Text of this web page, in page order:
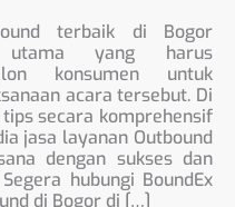
terbaik di Bogor
utama yang harus
konsumen untuk
acara tersebut. Di
secara komprehensif
jasa layanan Outbound
dengan sukses dan
hubungi BoundEx
di Bogor di […]